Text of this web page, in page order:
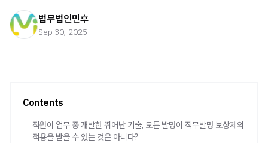
법무법인민후
Sep 30, 2025
Contents
직원이 업무 중 개발한 뛰어난 기술, 모든 발명이 직무발명 보상제의
적용을 받을 수 있는 것은 아니다?